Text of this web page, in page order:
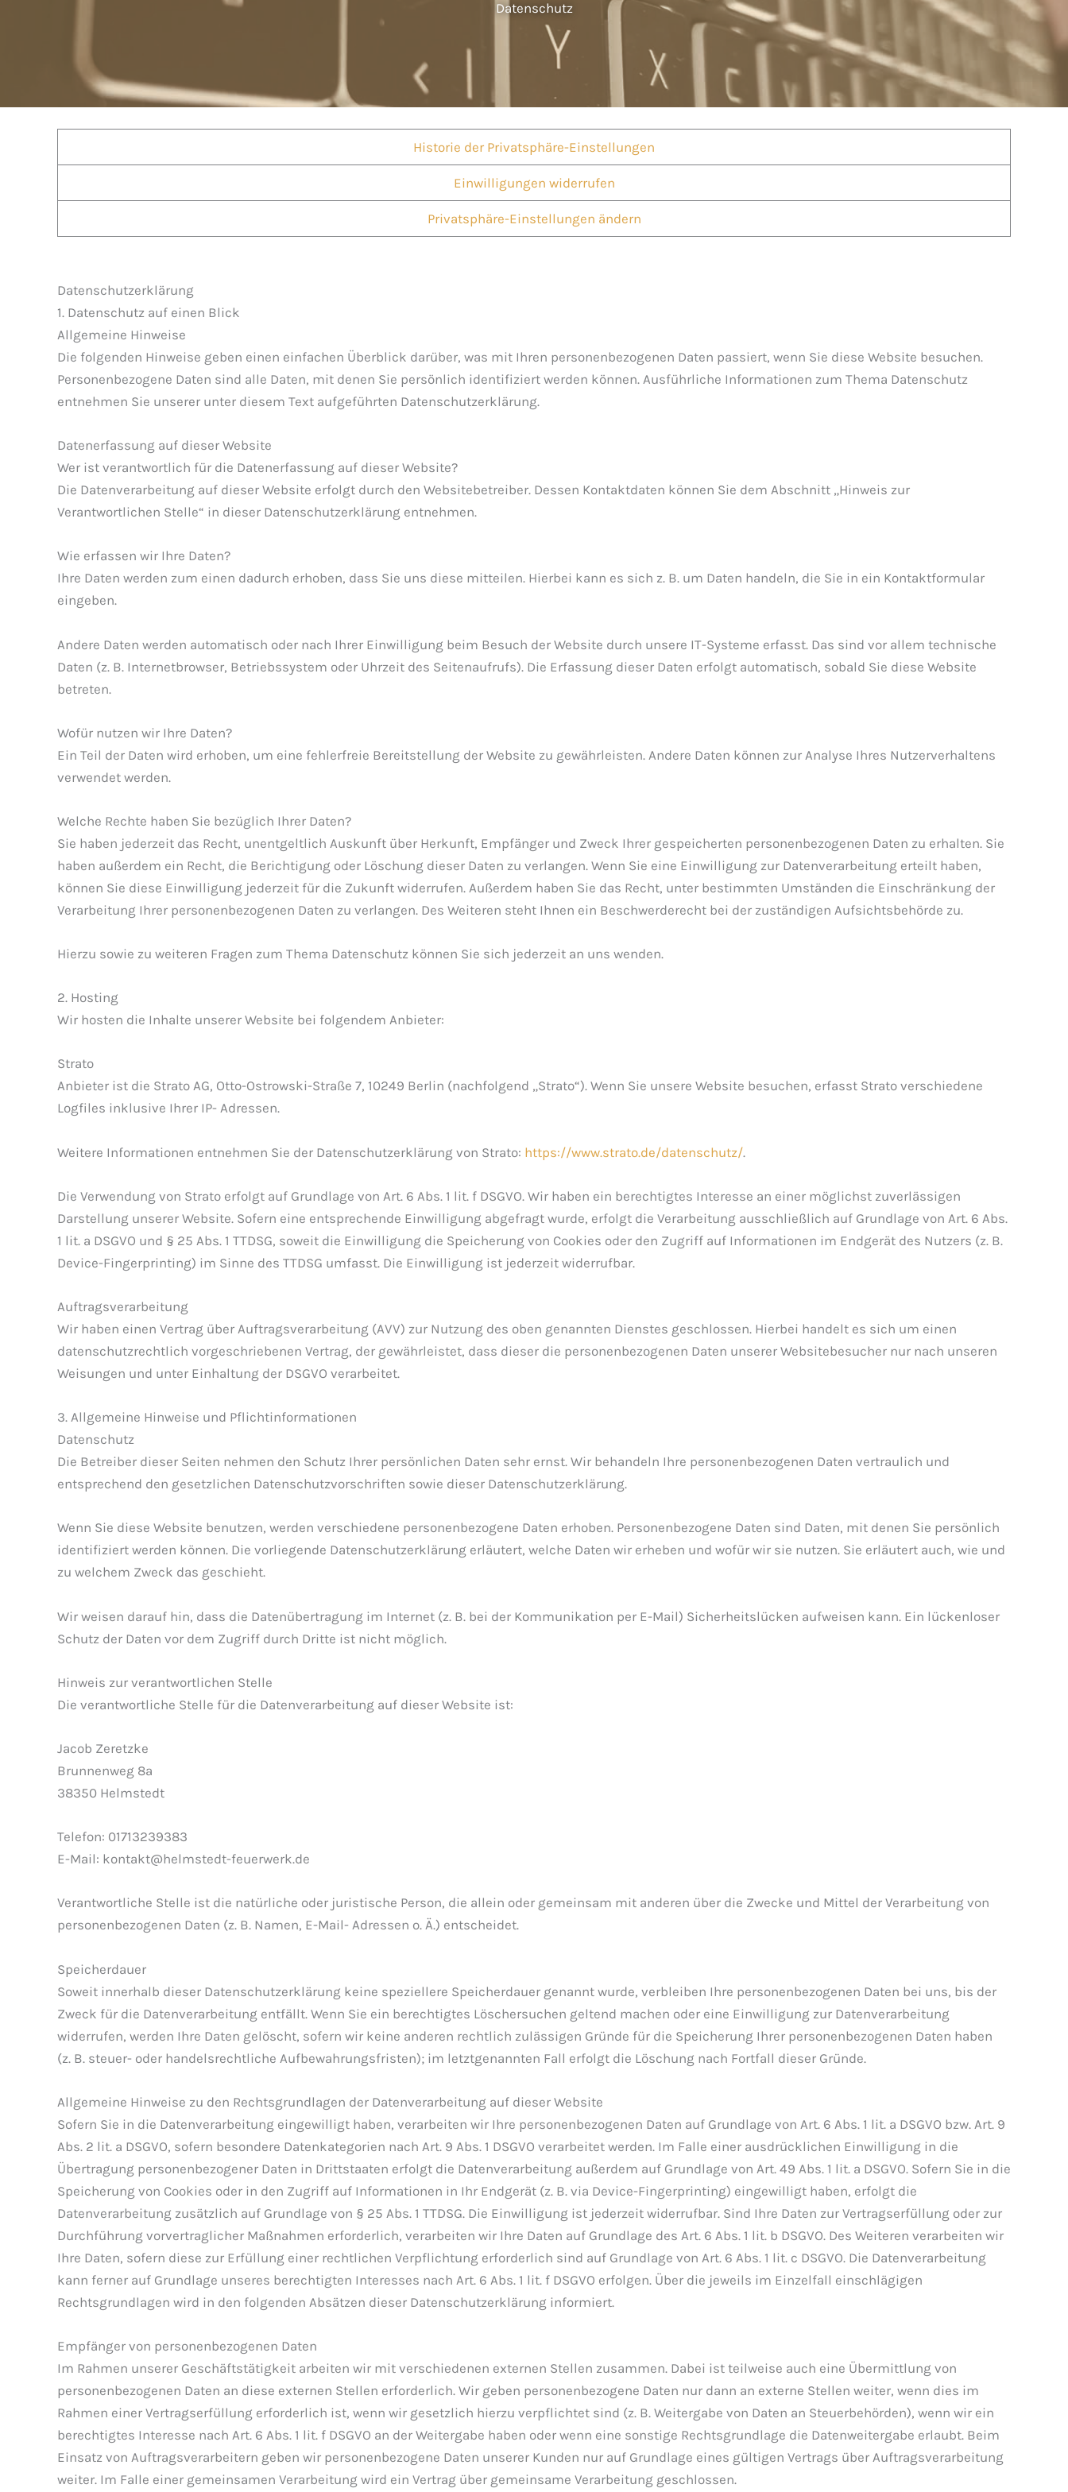
Datenschutz
Historie der Privatsphäre-Einstellungen
Einwilligungen widerrufen
Privatsphäre-Einstellungen ändern
Datenschutz­erklärung
1. Datenschutz auf einen Blick
Allgemeine Hinweise
Die folgenden Hinweise geben einen einfachen Überblick darüber, was mit Ihren personenbezogenen Daten passiert, wenn Sie diese Website besuchen.
Personenbezogene Daten sind alle Daten, mit denen Sie persönlich identifiziert werden können. Ausführliche Informationen zum Thema Datenschutz
entnehmen Sie unserer unter diesem Text aufgeführten Datenschutzerklärung.
Datenerfassung auf dieser Website
Wer ist verantwortlich für die Datenerfassung auf dieser Website?
Die Datenverarbeitung auf dieser Website erfolgt durch den Websitebetreiber. Dessen Kontaktdaten können Sie dem Abschnitt „Hinweis zur
Verantwortlichen Stelle“ in dieser Datenschutzerklärung entnehmen.
Wie erfassen wir Ihre Daten?
Ihre Daten werden zum einen dadurch erhoben, dass Sie uns diese mitteilen. Hierbei kann es sich z. B. um Daten handeln, die Sie in ein Kontaktformular
eingeben.
Andere Daten werden automatisch oder nach Ihrer Einwilligung beim Besuch der Website durch unsere IT-Systeme erfasst. Das sind vor allem technische
Daten (z. B. Internetbrowser, Betriebssystem oder Uhrzeit des Seitenaufrufs). Die Erfassung dieser Daten erfolgt automatisch, sobald Sie diese Website
betreten.
Wofür nutzen wir Ihre Daten?
Ein Teil der Daten wird erhoben, um eine fehlerfreie Bereitstellung der Website zu gewährleisten. Andere Daten können zur Analyse Ihres Nutzerverhaltens
verwendet werden.
Welche Rechte haben Sie bezüglich Ihrer Daten?
Sie haben jederzeit das Recht, unentgeltlich Auskunft über Herkunft, Empfänger und Zweck Ihrer gespeicherten personenbezogenen Daten zu erhalten. Sie
haben außerdem ein Recht, die Berichtigung oder Löschung dieser Daten zu verlangen. Wenn Sie eine Einwilligung zur Datenverarbeitung erteilt haben,
können Sie diese Einwilligung jederzeit für die Zukunft widerrufen. Außerdem haben Sie das Recht, unter bestimmten Umständen die Einschränkung der
Verarbeitung Ihrer personenbezogenen Daten zu verlangen. Des Weiteren steht Ihnen ein Beschwerderecht bei der zuständigen Aufsichtsbehörde zu.
Hierzu sowie zu weiteren Fragen zum Thema Datenschutz können Sie sich jederzeit an uns wenden.
2. Hosting
Wir hosten die Inhalte unserer Website bei folgendem Anbieter:
Strato
Anbieter ist die Strato AG, Otto-Ostrowski-Straße 7, 10249 Berlin (nachfolgend „Strato“). Wenn Sie unsere Website besuchen, erfasst Strato verschiedene
Logfiles inklusive Ihrer IP- Adressen.
Weitere Informationen entnehmen Sie der Datenschutzerklärung von Strato: https://www.strato.de/datenschutz/.
Die Verwendung von Strato erfolgt auf Grundlage von Art. 6 Abs. 1 lit. f DSGVO. Wir haben ein berechtigtes Interesse an einer möglichst zuverlässigen
Darstellung unserer Website. Sofern eine entsprechende Einwilligung abgefragt wurde, erfolgt die Verarbeitung ausschließlich auf Grundlage von Art. 6 Abs.
1 lit. a DSGVO und § 25 Abs. 1 TTDSG, soweit die Einwilligung die Speicherung von Cookies oder den Zugriff auf Informationen im Endgerät des Nutzers (z. B.
Device-Fingerprinting) im Sinne des TTDSG umfasst. Die Einwilligung ist jederzeit widerrufbar.
Auftragsverarbeitung
Wir haben einen Vertrag über Auftragsverarbeitung (AVV) zur Nutzung des oben genannten Dienstes geschlossen. Hierbei handelt es sich um einen
datenschutzrechtlich vorgeschriebenen Vertrag, der gewährleistet, dass dieser die personenbezogenen Daten unserer Websitebesucher nur nach unseren
Weisungen und unter Einhaltung der DSGVO verarbeitet.
3. Allgemeine Hinweise und Pflicht­informationen
Datenschutz
Die Betreiber dieser Seiten nehmen den Schutz Ihrer persönlichen Daten sehr ernst. Wir behandeln Ihre personenbezogenen Daten vertraulich und
entsprechend den gesetzlichen Datenschutzvorschriften sowie dieser Datenschutzerklärung.
Wenn Sie diese Website benutzen, werden verschiedene personenbezogene Daten erhoben. Personenbezogene Daten sind Daten, mit denen Sie persönlich
identifiziert werden können. Die vorliegende Datenschutzerklärung erläutert, welche Daten wir erheben und wofür wir sie nutzen. Sie erläutert auch, wie und
zu welchem Zweck das geschieht.
Wir weisen darauf hin, dass die Datenübertragung im Internet (z. B. bei der Kommunikation per E-Mail) Sicherheitslücken aufweisen kann. Ein lückenloser
Schutz der Daten vor dem Zugriff durch Dritte ist nicht möglich.
Hinweis zur verantwortlichen Stelle
Die verantwortliche Stelle für die Datenverarbeitung auf dieser Website ist:
Jacob Zeretzke
Brunnenweg 8a
38350 Helmstedt
Telefon: 01713239383
E-Mail: kontakt@helmstedt-feuerwerk.de
Verantwortliche Stelle ist die natürliche oder juristische Person, die allein oder gemeinsam mit anderen über die Zwecke und Mittel der Verarbeitung von
personenbezogenen Daten (z. B. Namen, E-Mail- Adressen o. Ä.) entscheidet.
Speicherdauer
Soweit innerhalb dieser Datenschutzerklärung keine speziellere Speicherdauer genannt wurde, verbleiben Ihre personenbezogenen Daten bei uns, bis der
Zweck für die Datenverarbeitung entfällt. Wenn Sie ein berechtigtes Löschersuchen geltend machen oder eine Einwilligung zur Datenverarbeitung
widerrufen, werden Ihre Daten gelöscht, sofern wir keine anderen rechtlich zulässigen Gründe für die Speicherung Ihrer personenbezogenen Daten haben
(z. B. steuer- oder handelsrechtliche Aufbewahrungsfristen); im letztgenannten Fall erfolgt die Löschung nach Fortfall dieser Gründe.
Allgemeine Hinweise zu den Rechtsgrundlagen der Datenverarbeitung auf dieser Website
Sofern Sie in die Datenverarbeitung eingewilligt haben, verarbeiten wir Ihre personenbezogenen Daten auf Grundlage von Art. 6 Abs. 1 lit. a DSGVO bzw. Art. 9
Abs. 2 lit. a DSGVO, sofern besondere Datenkategorien nach Art. 9 Abs. 1 DSGVO verarbeitet werden. Im Falle einer ausdrücklichen Einwilligung in die
Übertragung personenbezogener Daten in Drittstaaten erfolgt die Datenverarbeitung außerdem auf Grundlage von Art. 49 Abs. 1 lit. a DSGVO. Sofern Sie in die
Speicherung von Cookies oder in den Zugriff auf Informationen in Ihr Endgerät (z. B. via Device-Fingerprinting) eingewilligt haben, erfolgt die
Datenverarbeitung zusätzlich auf Grundlage von § 25 Abs. 1 TTDSG. Die Einwilligung ist jederzeit widerrufbar. Sind Ihre Daten zur Vertragserfüllung oder zur
Durchführung vorvertraglicher Maßnahmen erforderlich, verarbeiten wir Ihre Daten auf Grundlage des Art. 6 Abs. 1 lit. b DSGVO. Des Weiteren verarbeiten wir
Ihre Daten, sofern diese zur Erfüllung einer rechtlichen Verpflichtung erforderlich sind auf Grundlage von Art. 6 Abs. 1 lit. c DSGVO. Die Datenverarbeitung
kann ferner auf Grundlage unseres berechtigten Interesses nach Art. 6 Abs. 1 lit. f DSGVO erfolgen. Über die jeweils im Einzelfall einschlägigen
Rechtsgrundlagen wird in den folgenden Absätzen dieser Datenschutzerklärung informiert.
Empfänger von personenbezogenen Daten
Im Rahmen unserer Geschäftstätigkeit arbeiten wir mit verschiedenen externen Stellen zusammen. Dabei ist teilweise auch eine Übermittlung von
personenbezogenen Daten an diese externen Stellen erforderlich. Wir geben personenbezogene Daten nur dann an externe Stellen weiter, wenn dies im
Rahmen einer Vertragserfüllung erforderlich ist, wenn wir gesetzlich hierzu verpflichtet sind (z. B. Weitergabe von Daten an Steuerbehörden), wenn wir ein
berechtigtes Interesse nach Art. 6 Abs. 1 lit. f DSGVO an der Weitergabe haben oder wenn eine sonstige Rechtsgrundlage die Datenweitergabe erlaubt. Beim
Einsatz von Auftragsverarbeitern geben wir personenbezogene Daten unserer Kunden nur auf Grundlage eines gültigen Vertrags über Auftragsverarbeitung
weiter. Im Falle einer gemeinsamen Verarbeitung wird ein Vertrag über gemeinsame Verarbeitung geschlossen.